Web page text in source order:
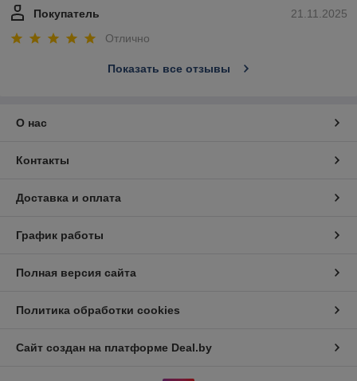
21.11.2025
Покупатель
Отлично
Показать все отзывы
О нас
Контакты
Доставка и оплата
График работы
Полная версия сайта
Политика обработки cookies
Сайт создан на платформе Deal.by